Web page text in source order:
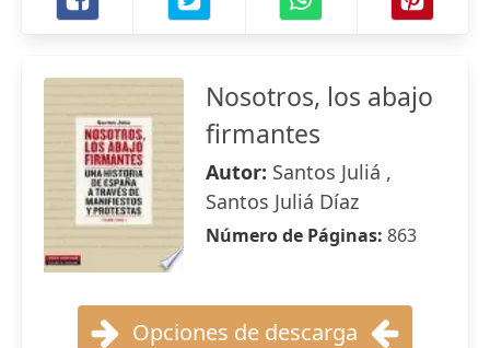
Nosotros, los abajo
firmantes
Autor: Santos Juliá ,
Santos Juliá Díaz
Número de Páginas: 863
Opciones de descarga